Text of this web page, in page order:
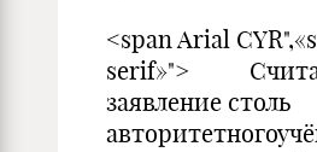
<span Arial
serif»">
заявление столь